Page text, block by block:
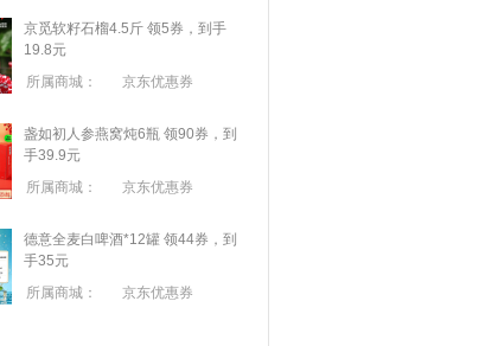
京觅软籽石榴4.5斤 领5券，到手
19.8元
所属商城：
京东优惠券
盏如初人参燕窝炖6瓶 领90券，到
手39.9元
所属商城：
京东优惠券
德意全麦白啤酒*12罐 领44券，到
手35元
所属商城：
京东优惠券